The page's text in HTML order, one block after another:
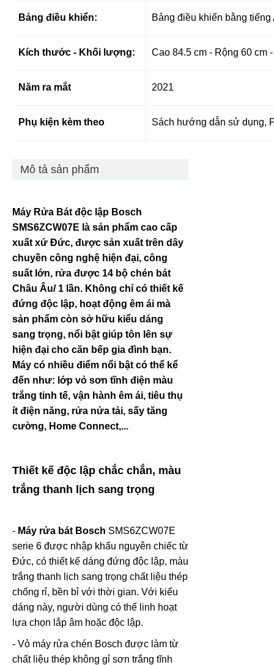
Bảng điều khiển: Bảng điều khiển bằng
Kích thước - Khối lượng: Cao 84.5 cm - Rộng 60 cm
Năm ra mắt 2021
Phụ kiện kèm theo Sách hướng dẫn sử dụng,
Mô tả sản phẩm
Máy Rửa Bát độc lập Bosch
SMS6ZCW07E là sản phẩm cao cấp
xuất xứ Đức, được sản xuất trên dây
chuyền công nghệ hiện đại, công
suất lớn, rửa được 14 bộ chén bát
Châu Âu/ 1 lần. Không chỉ có thiết kế
đứng độc lập, hoạt động êm ái mà
sản phẩm còn sở hữu kiểu dáng
sang trọng, nổi bật giúp tôn lên sự
hiện đại cho căn bếp gia đình bạn.
Máy có nhiều điểm nổi bật có thể kể
đến như: lớp vỏ sơn tĩnh điện màu
trắng tinh tế, vận hành êm ái, tiêu thụ
ít điện năng, rửa nửa tải, sấy tăng
cường, Home Connect,...
Thiết kế độc lập chắc chắn, màu
trắng thanh lịch sang trọng
- Máy rửa bát Bosch SMS6ZCW07E
serie 6 được nhập khẩu nguyên chiếc từ
Đức, có thiết kế dáng đứng độc lập, màu
trắng thanh lịch sang trọng chất liệu thép
chống rỉ, bền bỉ với thời gian. Với kiểu
dáng này, người dùng có thể linh hoạt
lựa chọn lắp âm hoặc độc lập.
- Vỏ máy rửa chén Bosch được làm từ
chất liệu thép không gỉ sơn trắng tĩnh